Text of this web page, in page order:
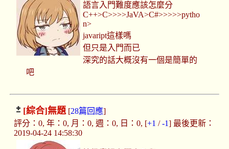
語言入門難度應該怎麼分
C++>C>>>>JaVA>C#>>>>>pytho
n>
javaript這樣嗎
但只是入門而已
深究的話大概沒有一個是簡單的
吧
[綜合]無題[28篇回應]
評分：0, 年：0, 月：0, 週：0, 日：0, [+1 /-1] 最後更新：
2019-04-24 14:58:30